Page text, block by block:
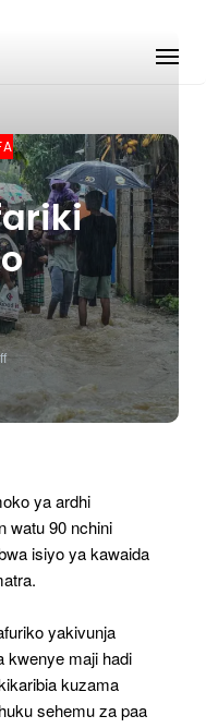
On
Watu
Wafariki
ya ardhi
watu 90 nchini
isiyo ya kawaida
yakivunja
kwenye maji hadi
kuzama
sehemu za paa